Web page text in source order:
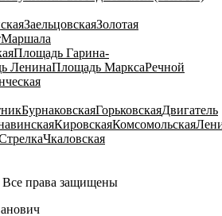
ЗаельцовскаяЗолотая
Маршала
Площадь Гарина-
ЛенинаПлощадь МарксаРечной
БурнаковскаяГорьковскаяДвигатель
КировскаяКомсомольская
Чкаловская
права защищены